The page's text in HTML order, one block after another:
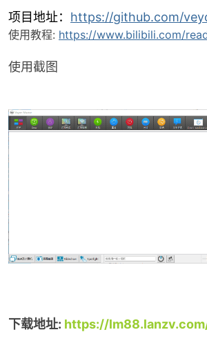
项目地址： https://github.com/
使用教程: https://www.bilibili.com/
使用截图
下载地址: https://